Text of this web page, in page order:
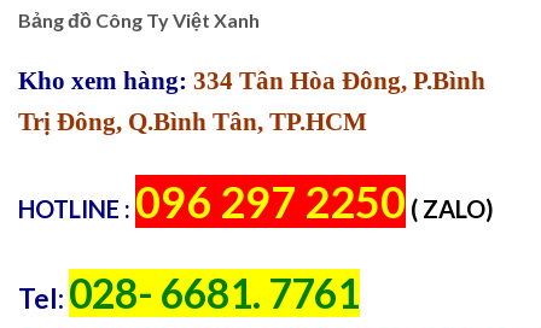
Bảng đồ Công Ty Việt Xanh
Kho xem hàng: 334 Tân Hòa Đông, P.Bình
Trị Đông, Q.Bình Tân, TP.HCM
HOTLINE : 096 297 2250 ( ZALO)
Tel: 028- 6681. 7761